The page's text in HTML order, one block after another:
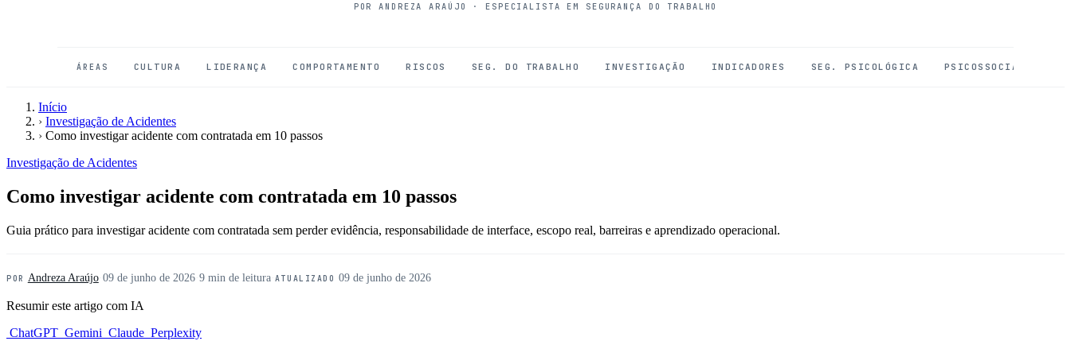
POR ANDREZA ARAÚJO · ESPECIALISTA EM SEGURANÇA DO TRABALHO
ÁREAS CULTURA LIDERANÇA COMPORTAMENTO RISCOS SEG. DO TRABALHO INVESTIGAÇÃO INDICADORES SEG. PSICOLÓGICA PSICOSSOCIAIS
Início
› Investigação de Acidentes
› Como investigar acidente com contratada em 10 passos
Investigação de Acidentes
Como investigar acidente com contratada em 10 passos
Guia prático para investigar acidente com contratada sem perder evidência, responsabilidade de interface, escopo real, barreiras e aprendizado operacional.
POR Andreza Araújo· 09 de junho de 2026· 9 min de leitura· ATUALIZADO 09 de junho de 2026
Resumir este artigo com IA
ChatGPT Gemini Claude Perplexity